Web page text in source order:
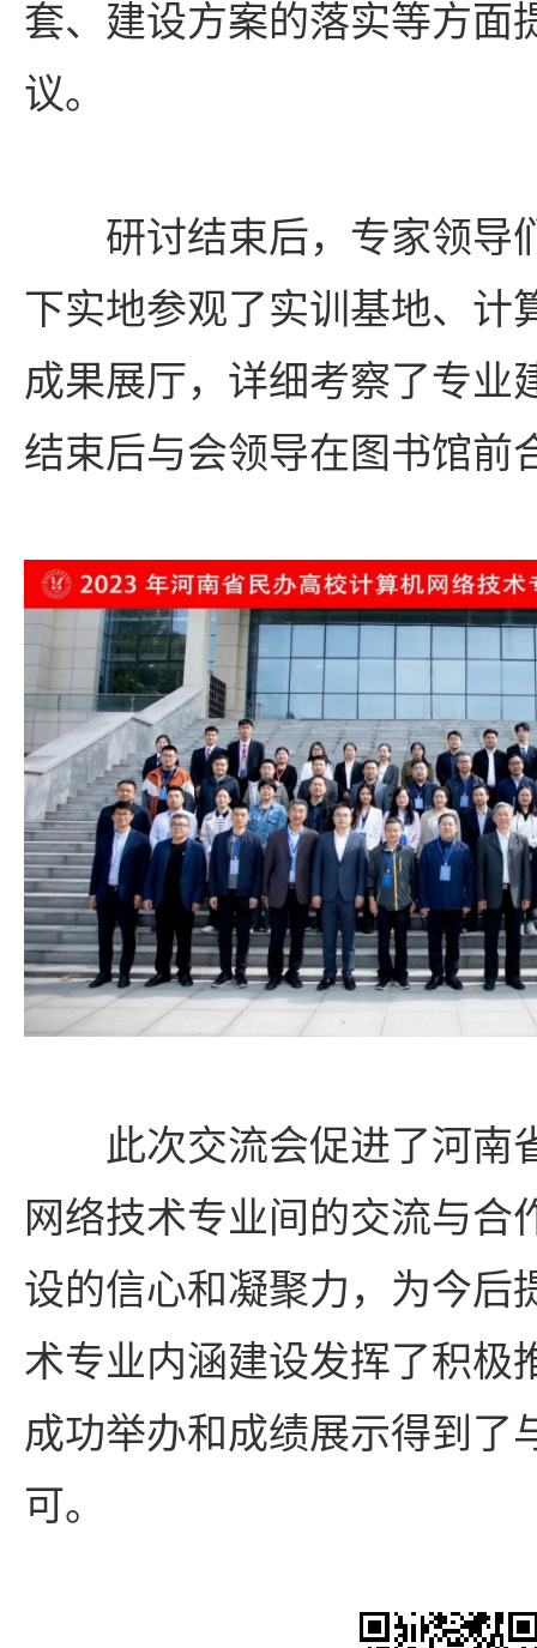
套、建设方案的落实等方面
议。
研讨结束后，专家领导
下实地参观了实训基地、计
成果展厅，详细考察了专业
结束后与会领导在图书馆前
此次交流会促进了河南
网络技术专业间的交流与合
设的信心和凝聚力，为今后
术专业内涵建设发挥了积极
成功举办和成绩展示得到了
可。